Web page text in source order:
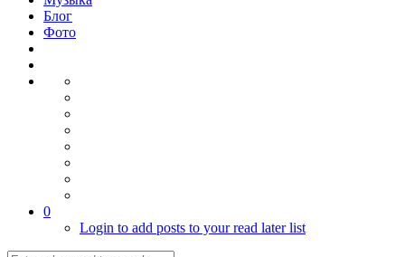
Блог
Фото
0
Login to add posts to your read later list